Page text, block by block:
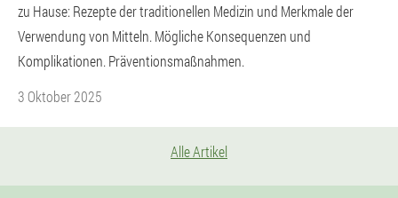
zu Hause: Rezepte der traditionellen Medizin und Merkmale der
Verwendung von Mitteln. Mögliche Konsequenzen und
Komplikationen. Präventionsmaßnahmen.
3 Oktober 2025
Alle Artikel